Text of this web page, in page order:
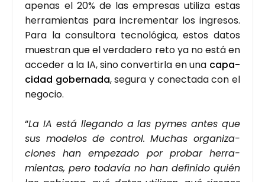
ape­nas el 20% de las empre­sas uti­li­za estas
herra­mien­tas para incre­men­tar los ingre­sos.
Para la con­sul­to­ra tec­no­ló­gi­ca, estos datos
mues­tran que el ver­da­de­ro reto ya no está en
acce­der a la IA, sino con­ver­tir­la en una capa­
ci­dad gober­na­da, segu­ra y conec­ta­da con el
nego­cio.
“La IA está lle­gan­do a las pymes antes que
sus mode­los de con­trol. Muchas orga­ni­za­
cio­nes han empe­za­do por pro­bar herra­
mien­tas, pero toda­vía no han defi­ni­do quién